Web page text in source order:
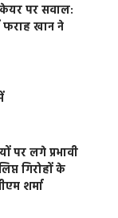
पर सवाल:
खान ने
पर लगे प्रभावी
गिरोहों के
शर्मा